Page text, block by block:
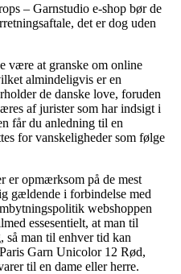
– Garnstudio e-shop bør de
det er dog uden
være at granske om online
almindeligvis er en
de danske love, foruden
af jurister som har indsigt i
får du anledning til en
for vanskeligheder som følge
er opmærksom på de mest
gældende i forbindelse med
webshoppen
essesentielt, at man til
så man til enhver tid kan
Garn Unicolor 12 Rød,
til en dame eller herre.